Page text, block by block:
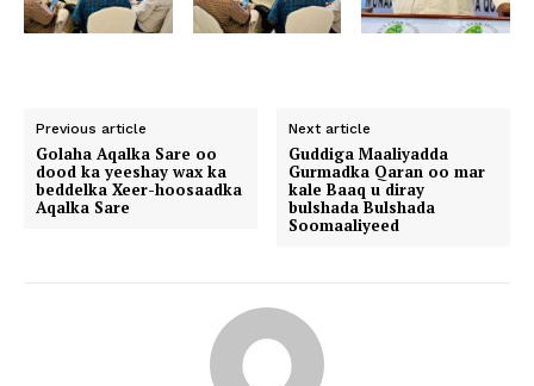
Previous article
Golaha Aqalka Sare oo
dood ka yeeshay wax ka
beddelka Xeer-hoosaadka
Aqalka Sare
Next article
Guddiga Maaliyadda
Gurmadka Qaran oo mar
kale Baaq u diray
bulshada Bulshada
Soomaaliyeed